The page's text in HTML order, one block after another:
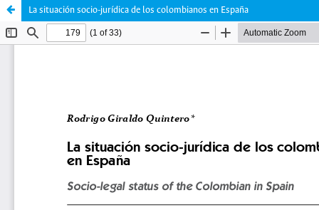
La situación socio-jurídica de los colombianos en España